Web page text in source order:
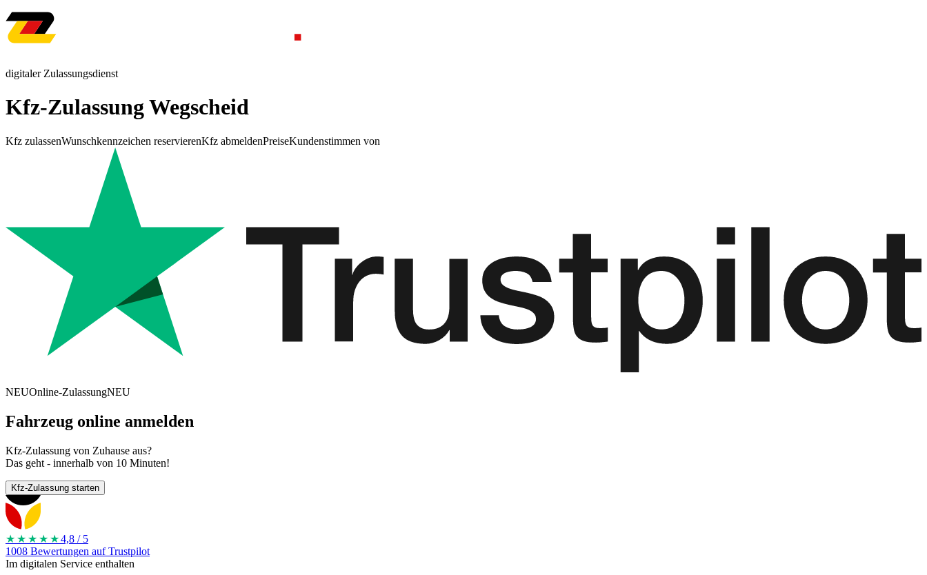
digitaler Zulassungsdienst
Kfz-Zulassung Wegscheid
Kfz zulassenWunschkennzeichen reservierenKfz abmeldenPreiseKundenstimmen von
NEUOnline-ZulassungNEU
Fahrzeug online anmelden
Kfz-Zulassung von Zuhause aus?
Das geht - innerhalb von 10 Minuten!
Kfz-Zulassung starten
★★★★ ★4,8 / 5
1008 Bewertungen auf Trustpilot
Im digitalen Service enthalten